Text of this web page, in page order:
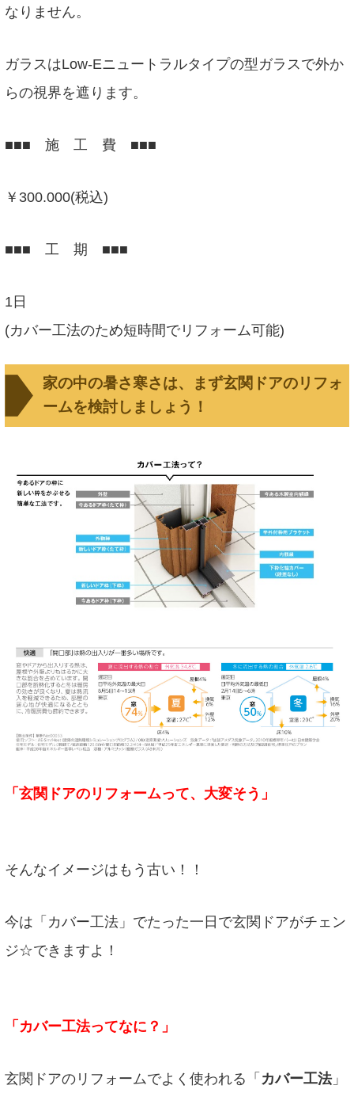
なりません。
ガラスはLow-Eニュートラルタイプの型ガラスで外か
らの視界を遮ります。
■■■ 施 工 費 ■■■
￥300.000(税込)
■■■ 工 期 ■■■
1日
(カバー工法のため短時間でリフォーム可能)
家の中の暑さ寒さは、まず玄関ドアのリフォ
ームを検討しましょう！
「玄関ドアのリフォームって、大変そう」
そんなイメージはもう古い！！
今は「カバー工法」でたった一日で玄関ドアがチェン
ジ☆できますよ！
「カバー工法ってなに？」
玄関ドアのリフォームでよく使われる「 カバー工法」